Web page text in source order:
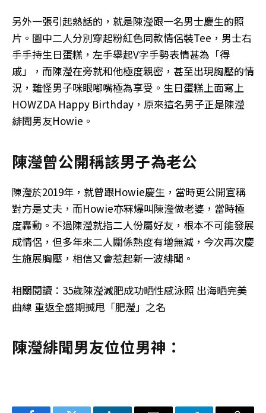
另外一張引起熱話的，就是陳瀅跟一名男士慶生的照
片。圖中二人分別穿起粉紅色同款情侶裝Tee，男士右
手手持生日蛋糕，左手舉起V字手勢表情甚為「得
戚」，而陳瀅在旁就和他極度親密，甚至出現胸壓的情
況，難怪男子咪眼嘟嘴極為享受。生日蛋糕上面寫上
HOWZDA Happy Birthday，原來這名男子正是陳瀅
緋聞男友Howie。
陳瀅曾公開稱該男子為老公
陳瀅於2019年，就曾跟Howie慶生，當時更公開宣稱
對方是丈夫，而Howie亦冧爆叫陳瀅做老婆，當時極
度轟動。不過陳瀅就指二人份屬好友，根本不可能發展
成情侶，但多年來二人關係熱度有增無減，今次再次慶
生施展胸壓，相信又會惹起新一波緋聞。
相關閱讀：35歲陳瀅減肥成功晒性感泳照 出海晒完美
曲線 重返全盛期搣甩「肥瀅」之名
陳瀅緋聞男友位位男神：